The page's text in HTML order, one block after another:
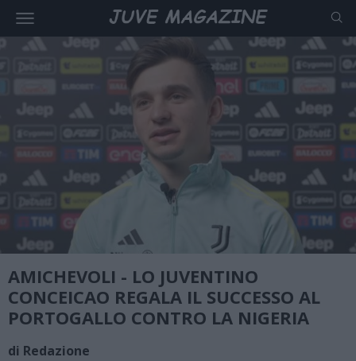
AMICHEVOLI - LO JUVENTINO
CONCEICAO REGALA IL SUCCESSO AL
PORTOGALLO CONTRO LA NIGERIA
di Redazione